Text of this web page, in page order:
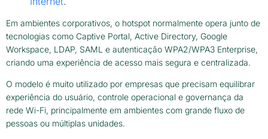
Em ambientes corporativos, o hotspot normalmente opera junto de
tecnologias como Captive Portal, Active Directory, Google
Workspace, LDAP, SAML e autenticação WPA2/WPA3 Enterprise,
criando uma experiência de acesso mais segura e centralizada.
O modelo é muito utilizado por empresas que precisam equilibrar
experiência do usuário, controle operacional e governança da
rede Wi-Fi, principalmente em ambientes com grande fluxo de
pessoas ou múltiplas unidades.